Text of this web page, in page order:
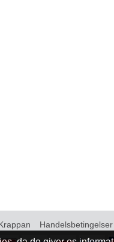
Handelsbetingelser